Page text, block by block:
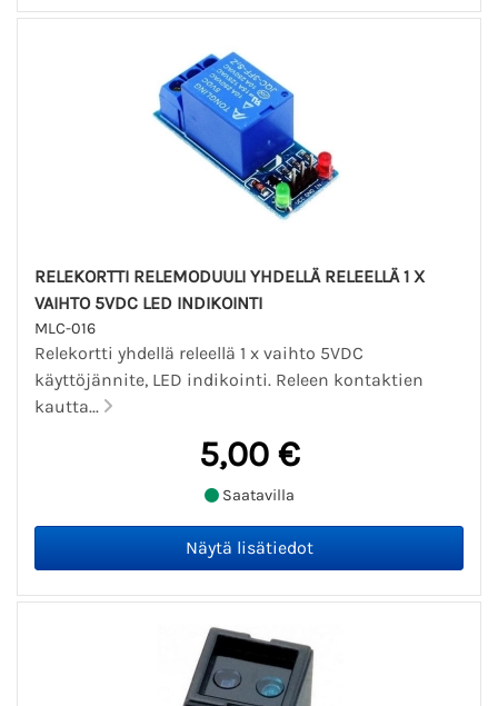
RELEKORTTI RELEMODUULI YHDELLÄ RELEELLÄ 1 X
VAIHTO 5VDC LED INDIKOINTI
MLC-016
Relekortti yhdellä releellä 1 x vaihto 5VDC
käyttöjännite, LED indikointi. Releen kontaktien
kautta...
5,00 €
Saatavilla